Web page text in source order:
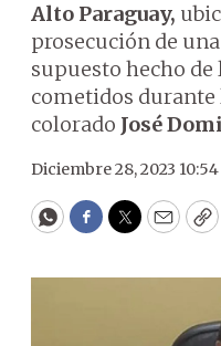
Alto Paraguay,
prosecución de
supuesto hecho
cometidos
colorado José
Diciembre 28, 2023 10:54
WhatsApp
Facebook
Twitter
Email